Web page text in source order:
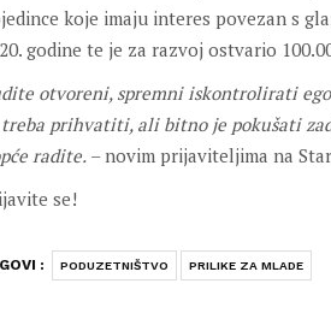
koje imaju interes povezan s
godine te je za razvoj ostvario
otvoreni, spremni iskontrolirati
prihvatiti, ali bitno je pokušati
radite.– novim prijaviteljima na
se!
: PODUZETNIŠTVO PRILIKE ZA MLADE